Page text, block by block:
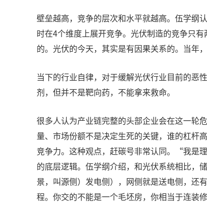
壁垒越高，竞争的层次和水平就越高。伍学纲
时在4个维度上展开竞争。光伏制造的竞争只
的。光伏的今天，其实是有因果关系的。当年
当下的行业自律，对于缓解光伏行业目前的恶
剂，但并不是靶向药，不能拿来救命。
很多人认为产业链完整的头部企业会在这一
量、市场份额不是决定生死的关键，谁的杠杆
竞争力。这种观点，赶碳号非常认同。“我是
的底层逻辑。伍学纲介绍，和光伏系统相比，
景，叫源侧）发电侧），网侧就是送电侧，还
程。你交的不能是一个毛坯房，你相当于连装